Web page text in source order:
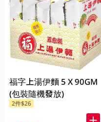
福字上湯伊麵 5 X 90GM
(包裝隨機發放)
2件$26